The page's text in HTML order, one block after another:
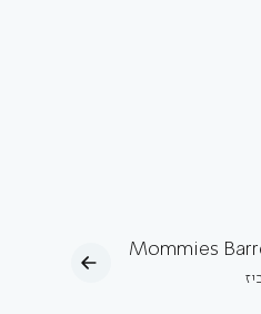
Mommies